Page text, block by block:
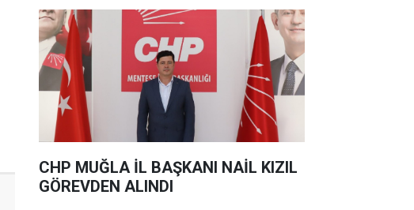
CHP MUĞLA İL BAŞKANI NAİL KIZIL
GÖREVDEN ALINDI